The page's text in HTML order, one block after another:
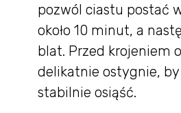
pozwól ciastu postać
około 10 minut, a
blat. Przed krojeniem
delikatnie ostygnie,
stabilnie osiąść.